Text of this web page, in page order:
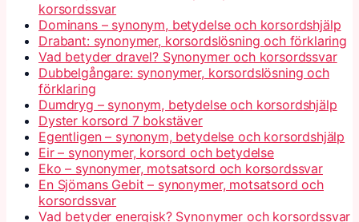
korsordssvar
Dominans – synonym, betydelse och korsordshjälp
Drabant: synonymer, korsordslösning och förklaring
Vad betyder dravel? Synonymer och korsordssvar
Dubbelgångare: synonymer, korsordslösning och
förklaring
Dumdryg – synonym, betydelse och korsordshjälp
Dyster korsord 7 bokstäver
Egentligen – synonym, betydelse och korsordshjälp
Eir – synonymer, korsord och betydelse
Eko – synonymer, motsatsord och korsordssvar
En Sjömans Gebit – synonymer, motsatsord och
korsordssvar
Vad betyder energisk? Synonymer och korsordssvar